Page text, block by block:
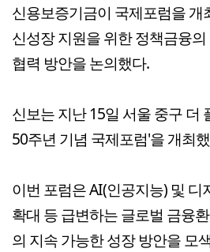
신용보증기금이 국제포럼을 개
신성장 지원을 위한 정책금융
협력 방안을 논의했다.
신보는 지난 15일 서울 중구 더
50주년 기념 국제포럼'을 개최
이번 포럼은 AI(인공지능) 및 디
확대 등 급변하는 글로벌 금융
의 지속 가능한 성장 방안을 모